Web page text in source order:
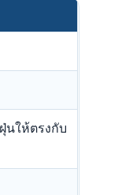
นให้ตรงกับ